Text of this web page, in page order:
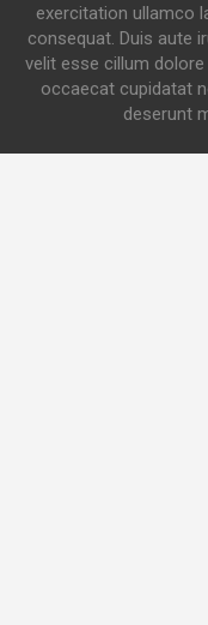
exercitation ullamco
consequat. Duis aute
velit esse cillum
occaecat cupidatat
deserunt